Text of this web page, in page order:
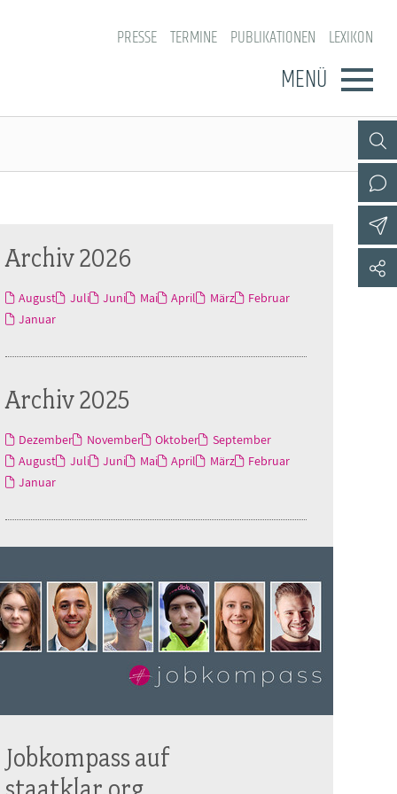
PRESSE TERMINE PUBLIKATIONEN LEXIKON
MENÜ
Archiv 2026
August Juli Juni Mai April März
Februar
Januar
Archiv 2025
Dezember November Oktober
September
August
Juli Juni Mai April März
Februar
Januar
Jobkompass auf